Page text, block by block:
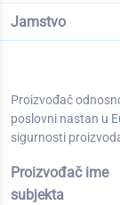
Jamstvo
Proizvođač
poslovni nastan u
sigurnosti
Proizvođač ime
subjekta